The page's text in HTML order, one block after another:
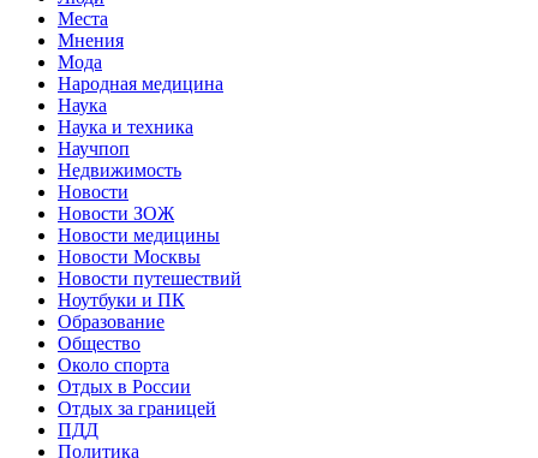
Места
Мнения
Мода
Народная медицина
Наука
Наука и техника
Научпоп
Недвижимость
Новости
Новости ЗОЖ
Новости медицины
Новости Москвы
Новости путешествий
Ноутбуки и ПК
Образование
Общество
Около спорта
Отдых в России
Отдых за границей
ПДД
Политика